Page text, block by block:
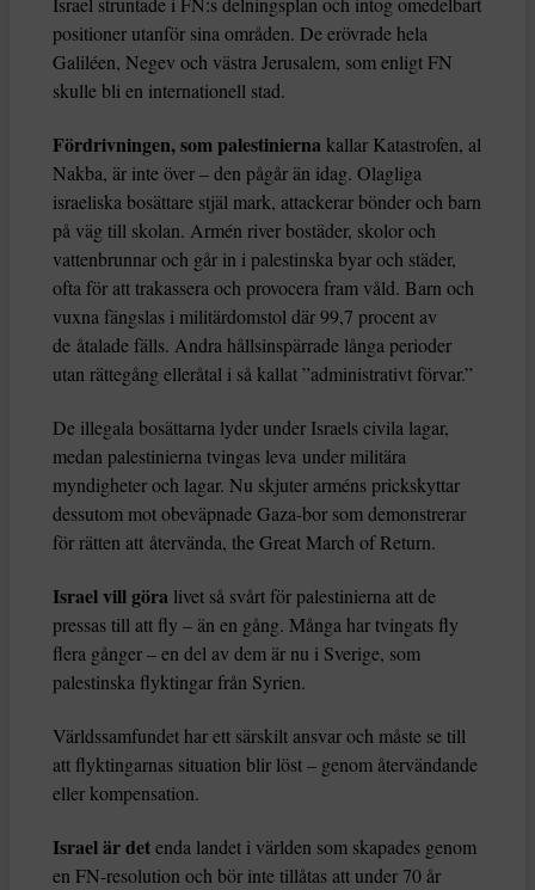
positioner utanför sina områden. De erövrade hela
Galiléen, Negev och västra Jerusalem, som enligt FN
skulle bli en internationell stad.
Fördrivningen, som palestinierna kallar Katastrofen, al
Nakba, är inte över – den pågår än idag. Olagliga
israeliska bosättare stjäl mark, attackerar bönder och barn
på väg till skolan. Armén river bostäder, skolor och
vattenbrunnar och går in i palestinska byar och städer,
ofta för att trakassera och provocera fram våld. Barn och
vuxna fängslas i militärdomstol där 99,7 procent av
de åtalade fälls. Andra hållsinspärrade långa perioder
utan rättegång elleråtal i så kallat ”administrativt förvar.”
De illegala bosättarna lyder under Israels civila lagar,
medan palestinierna tvingas leva under militära
myndigheter och lagar. Nu skjuter arméns prickskyttar
dessutom mot obeväpnade Gaza-bor som demonstrerar
för rätten att återvända, the Great March of Return.
Israel vill göra livet så svårt för palestinierna att de
pressas till att fly – än en gång. Många har tvingats fly
flera gånger – en del av dem är nu i Sverige, som
palestinska flyktingar från Syrien.
Världssamfundet har ett särskilt ansvar och måste se till
att flyktingarnas situation blir löst – genom återvändande
eller kompensation.
Israel är detenda landet i världen som skapades genom
en FN-resolution och bör inte tillåtas att under 70 år